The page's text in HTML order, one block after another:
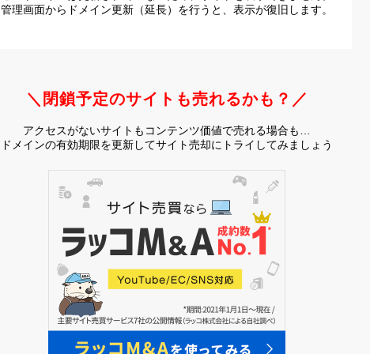
管理画面からドメイン更新（延長）を行うと、 表示が復旧します。
＼閉鎖予定のサイトも売れるかも？／
アクセスがないサイトもコンテンツ価値で売れる場合も…
ドメインの有効期限を更新してサイト売却にトライしてみましょう